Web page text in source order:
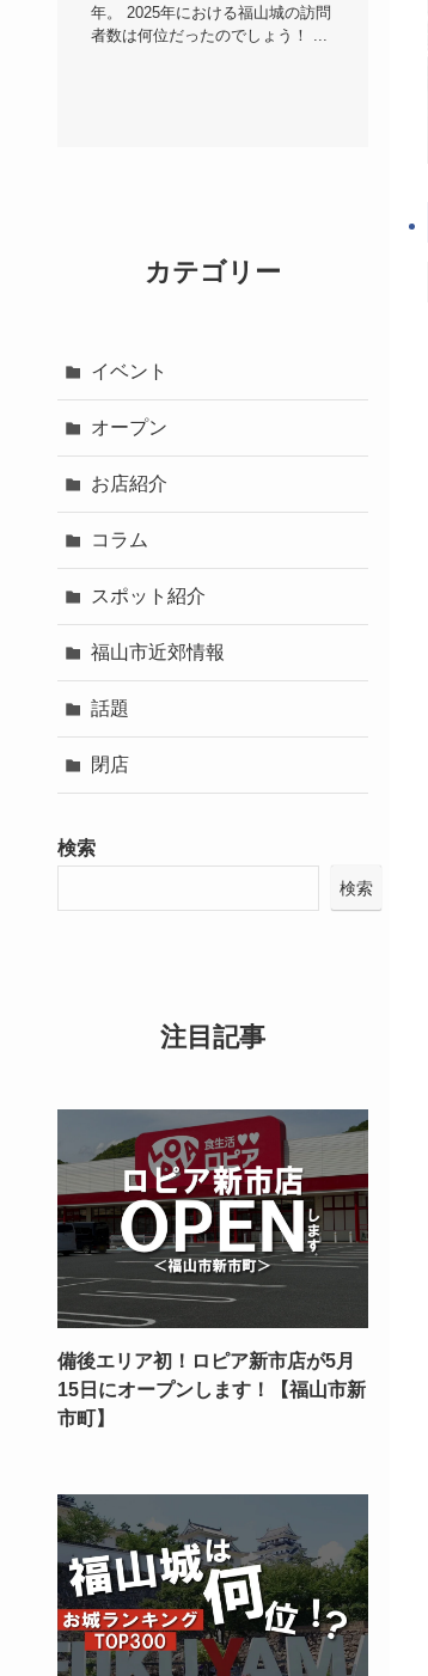
年。 2025年における福山城の訪問
者数は何位だったのでしょう！ ...
カテゴリー
イベント
オープン
お店紹介
コラム
スポット紹介
福山市近郊情報
話題
閉店
検索
検索
注目記事
備後エリア初！ロピア新市店が5月
15日にオープンします！【福山市新
市町】